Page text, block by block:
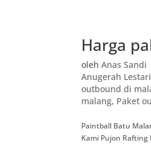
Harga
olehAnas Sandi
Anugerah
outbound di
malang, Paket
Paintball Batu
Kami Pujon